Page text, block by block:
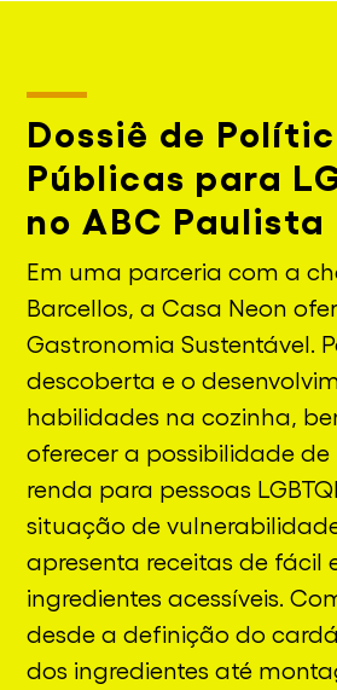
Dossiê de
Públicas para
no ABC Paulista
Em uma parceria com a
Barcellos, a Casa Neon
Gastronomia Sustentável.
descoberta e o
habilidades na cozinha,
oferecer a possibilidade
renda para pessoas
situação de
apresenta receitas de fácil
ingredientes acessíveis.
desde a definição do
dos ingredientes até